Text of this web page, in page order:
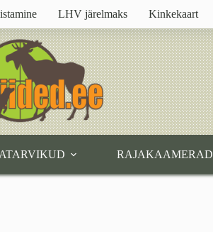
LHV järelmaks Kinkekaart
RAJAKAAMERAD